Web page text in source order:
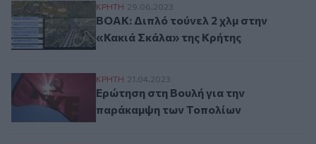
ΒΟΑΚ: Διπλό τούνελ 2 χλμ στην «Κακιά
ΚΡΗΤΗ 29.06.2023
ΒΟΑΚ: Διπλό τούνελ 2 χλμ στην
«Κακιά Σκάλα» της Κρήτης
Ερώτηση στη Βουλή για την παράκαμψη
ΚΡΗΤΗ 21.04.2023
Ερώτηση στη Βουλή για την
παράκαμψη των Τοπολίων